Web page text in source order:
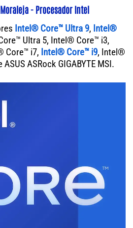
- Procesador Intel
Intel® Core™ Ultra 9, Intel®
Ultra 5, Intel® Core™ i3,
Core™ i7, Intel® Core™ i9, Intel®
ASRock GIGABYTE MSI.